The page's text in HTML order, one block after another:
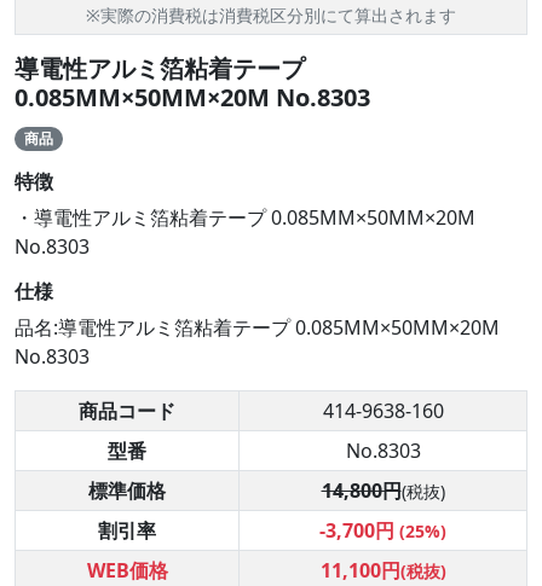
※実際の消費税は消費税区分別にて算出されます
導電性アルミ箔粘着テープ
0.085MM×50MM×20M No.8303
商品
特徴
・導電性アルミ箔粘着テープ 0.085MM×50MM×20M
No.8303
仕様
品名:導電性アルミ箔粘着テープ 0.085MM×50MM×20M
No.8303
商品コード
414-9638-160
型番
No.8303
標準価格
14,800円(税抜)
割引率 -3,700円 (25%)
WEB価格 11,100円(税抜)